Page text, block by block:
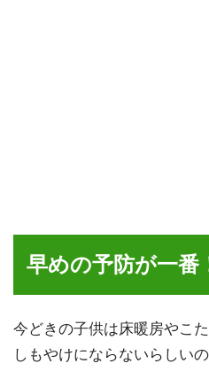
早めの予防が一番
今どきの子供は床暖房やこ
しもやけにならないらしい